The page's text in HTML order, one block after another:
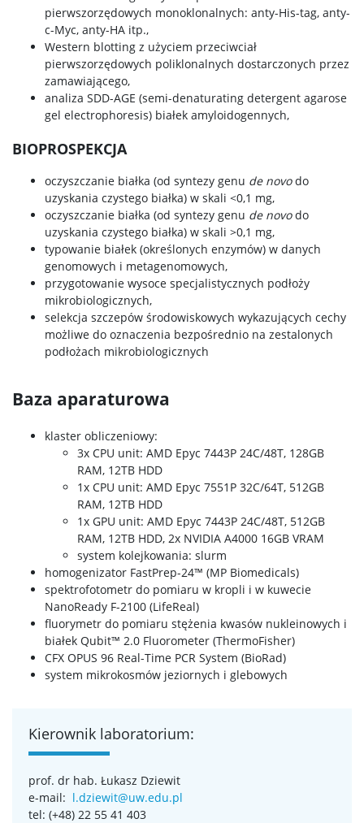
pierwszorzędowych monoklonalnych: anty-His-tag, anty-
c-Myc, anty-HA itp.,
Western blotting z użyciem przeciwciał
pierwszorzędowych poliklonalnych dostarczonych przez
zamawiającego,
analiza SDD-AGE (semi-denaturating detergent agarose
gel electrophoresis) białek amyloidogennych,
BIOPROSPEKCJA
oczyszczanie białka (od syntezy genu de novodo
uzyskania czystego białka) w skali <0,1 mg,
oczyszczanie białka (od syntezy genu de novodo
uzyskania czystego białka) w skali >0,1 mg,
typowanie białek (określonych enzymów) w danych
genomowych i metagenomowych,
przygotowanie wysoce specjalistycznych podłoży
mikrobiologicznych,
selekcja szczepów środowiskowych wykazujących cechy
możliwe do oznaczenia bezpośrednio na zestalonych
podłożach mikrobiologicznych
Baza aparaturowa
klaster obliczeniowy:
3x CPU unit: AMD Epyc 7443P 24C/48T, 128GB
RAM, 12TB HDD
1x CPU unit: AMD Epyc 7551P 32C/64T, 512GB
RAM, 12TB HDD
1x GPU unit: AMD Epyc 7443P 24C/48T, 512GB
RAM, 12TB HDD, 2x NVIDIA A4000 16GB VRAM
system kolejkowania: slurm
homogenizator FastPrep-24™ (MP Biomedicals)
spektrofotometr do pomiaru w kropli i w kuwecie
NanoReady F-2100 (LifeReal)
fluorymetr do pomiaru stężenia kwasów nukleinowych i
białek Qubit™ 2.0 Fluorometer (ThermoFisher)
CFX OPUS 96 Real-Time PCR System (BioRad)
system mikrokosmów jeziornych i glebowych
Kierownik laboratorium:
prof. dr hab. Łukasz Dziewit
e-mail: l.dziewit@uw.edu.pl
tel: (+48) 22 55 41 403